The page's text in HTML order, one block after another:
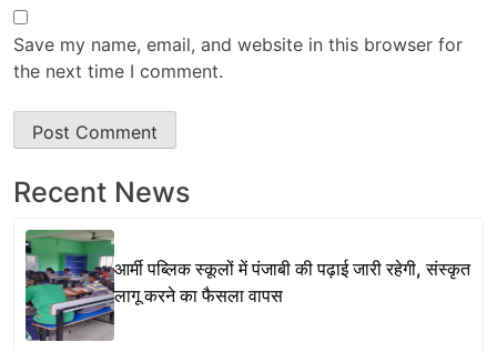
Save my name, email, and website in this browser for
the next time I comment.
Recent News
आर्मी पब्लिक स्कूलों में पंजाबी की पढ़ाई जारी रहेगी, संस्कृत
लागू करने का फैसला वापस